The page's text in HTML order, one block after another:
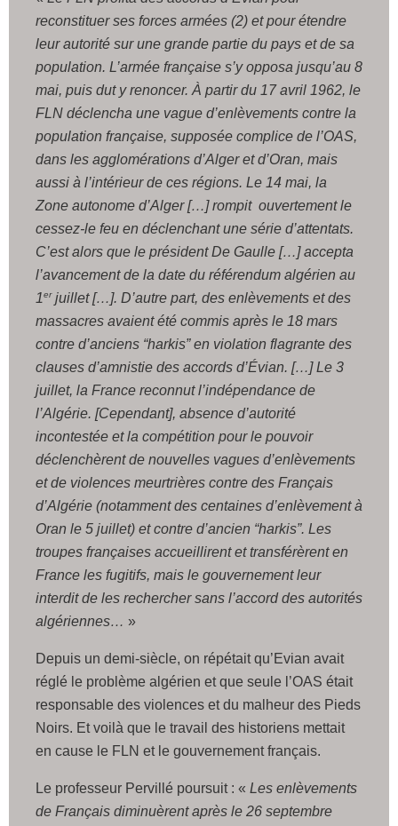
reconstituer ses forces armées (2) et pour étendre
leur autorité sur une grande partie du pays et de sa
population. L’armée française s’y opposa jusqu’au 8
mai, puis dut y renoncer. À partir du 17 avril 1962, le
FLN déclencha une vague d’enlèvements contre la
population française, supposée complice de l’OAS,
dans les agglomérations d’Alger et d’Oran, mais
aussi à l’intérieur de ces régions. Le 14 mai, la
Zone autonome d’Alger […] rompit ouvertement le
cessez-le feu en déclenchant une série d’attentats.
C’est alors que le président De Gaulle […] accepta
l’avancement de la date du référendum algérien au
1erjuillet […]. D’autre part, des enlèvements et des
massacres avaient été commis après le 18 mars
contre d’anciens “harkis” en violation flagrante des
clauses d’amnistie des accords d’Évian. […] Le 3
juillet, la France reconnut l’indépendance de
l’Algérie. [Cependant], absence d’autorité
incontestée et la compétition pour le pouvoir
déclenchèrent de nouvelles vagues d’enlèvements
et de violences meurtrières contre des Français
d’Algérie (notamment des centaines d’enlèvement à
Oran le 5 juillet) et contre d’ancien “harkis”. Les
troupes françaises accueillirent et transférèrent en
France les fugitifs, mais le gouvernement leur
interdit de les rechercher sans l’accord des autorités
algériennes… »
Depuis un demi-siècle, on répétait qu’Evian avait
réglé le problème algérien et que seule l’OAS était
responsable des violences et du malheur des Pieds
Noirs. Et voilà que le travail des historiens mettait
en cause le FLN et le gouvernement français.
Le professeur Pervillé poursuit : « Les enlèvements
de Français diminuèrent après le 26 septembre